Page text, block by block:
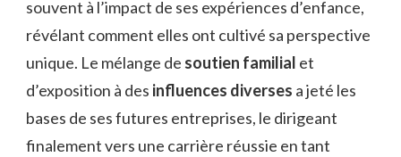
souvent à l’impact de ses expériences d’enfance,
révélant comment elles ont cultivé sa perspective
unique. Le mélange de soutien familial et
d’exposition à des influences diverses a jeté les
bases de ses futures entreprises, le dirigeant
finalement vers une carrière réussie en tant